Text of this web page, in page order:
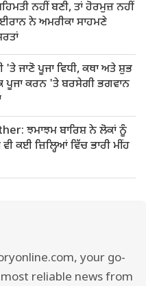
ਨਹੀਂ ਬਣੀ, ਤਾਂ ਹੋਰਮੁਜ਼ ਨਹੀਂ
ਨੇ ਅਮਰੀਕਾ ਸਾਹਮਣੇ
'ਤੇ ਜਾਣੋ ਪੂਜਾ ਵਿਧੀ, ਕਥਾ ਅਤੇ ਸ਼ੁਭ
ਪੂਜਾ ਕਰਨ 'ਤੇ ਬਰਸੇਗੀ ਭਗਵਾਨ
ਝਮਾਝਮ ਬਾਰਿਸ਼ ਨੇ ਲੋਕਾਂ ਨੂੰ
ਕਈ ਜ਼ਿਲ੍ਹਿਆਂ ਵਿੱਚ ਭਾਰੀ ਮੀਂਹ
your go-
reliable news from